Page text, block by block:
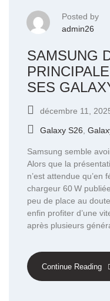
Posted by
admin26
SAMSUNG
SES
décembre 11,
Galaxy S26,
Samsung semble
Alors que la
n’est attendue qu’en
chargeur 60 W
peu de place au
enfin profiter d’une
après plusieurs
Continue Reading